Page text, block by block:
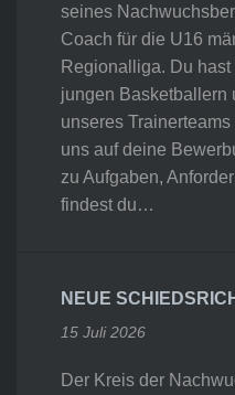
seines
Coach für die U16
Regionalliga. Du
jungen Basketballern
unseres
uns auf deine
zu Aufgaben,
findest du…
NEUE
15 Juli 2026
Der Kreis der